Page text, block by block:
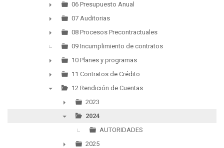
►
►
06 Presupuesto Anual
►
07 Auditorias
►
08 Procesos Precontractuales
09 Incumplimiento de contratos
►
10 Planes y programas
►
11 Contratos de Crédito
12 Rendición de Cuentas
►
2023
2024
AUTORIDADES
2025